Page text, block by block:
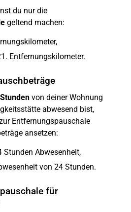
du nur die
geltend machen:
Entfernungskilometer.
von deiner Wohnung
abwesend bist,
Entfernungspauschale
ansetzen:
Stunden Abwesenheit,
von 24 Stunden.
für